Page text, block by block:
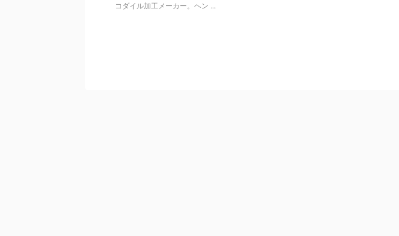
コダイル加工メーカー。ヘン ...